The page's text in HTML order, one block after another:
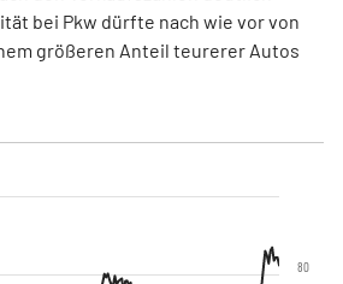
bei Pkw dürfte nach wie vor von
größeren Anteil teurerer Autos
80